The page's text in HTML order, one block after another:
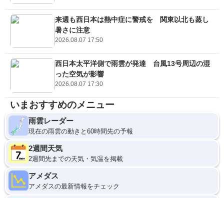
来週も西日本は熱中症に警戒を 関東以北も蒸し
暑さに注意
2026.08.07 17:50
西日本太平洋側で雨雲が発達 台風13号周辺の湿
った空気が影響
2026.08.07 17:30
いまおすすめのメニュー
雨雲レーダー
現在の雨雲の動きと60時間先の予報
2週間天気
2週間先までの天気・気温を掲載
アメダス
アメダスの最新情報をチェック